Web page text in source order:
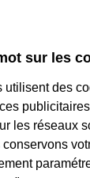
info
sur les
utilisent des
les réseaux